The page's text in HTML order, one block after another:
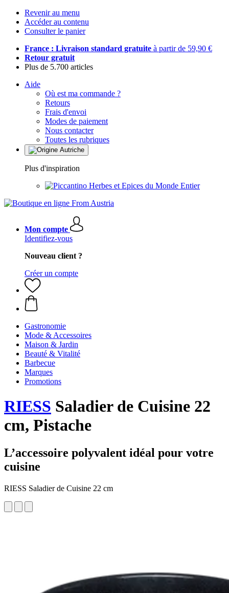
Revenir au menu
Accéder au contenu
Consulter le panier
France : Livraison standard gratuite à partir de 59,90 €
Retour gratuit
Plus de 5.700 articles
Aide
Où est ma commande ?
Retours
Frais d'envoi
Modes de paiement
Nous contacter
Toutes les rubriques
Plus d'inspiration
Herbes et Epices du Monde Entier
Mon compte
Identifiez-vous
Nouveau client ?
Créer un compte
Gastronomie
Mode & Accessoires
Maison & Jardin
Beauté & Vitalité
Barbecue
Marques
Promotions
RIESS Saladier de Cuisine 22
cm, Pistache
L’accessoire polyvalent idéal pour votre
cuisine
RIESS Saladier de Cuisine 22 cm